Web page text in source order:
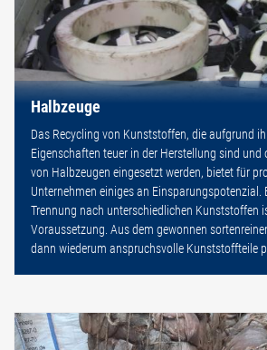
Halbzeuge
Das Recycling von Kunststoffen, die aufgrund
Eigenschaften teuer in der Herstellung sind und
von Halbzeugen eingesetzt werden, bietet für
Unternehmen einiges an Einsparungspotenzial.
Trennung nach unterschiedlichen Kunststoffen
Voraussetzung. Aus dem gewonnen
dann wiederum anspruchsvolle Kunststoffteile